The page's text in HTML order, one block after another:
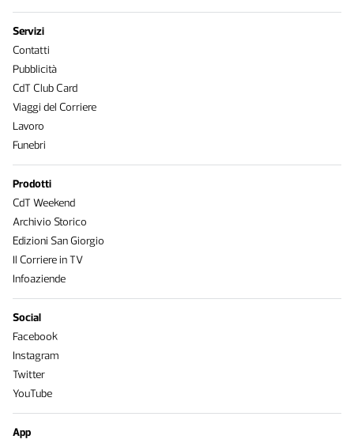
Servizi
Contatti
Pubblicità
CdT Club Card
Viaggi del Corriere
Lavoro
Funebri
Prodotti
CdT Weekend
Archivio Storico
Edizioni San Giorgio
Il Corriere in TV
Infoaziende
Social
Facebook
Instagram
Twitter
YouTube
App